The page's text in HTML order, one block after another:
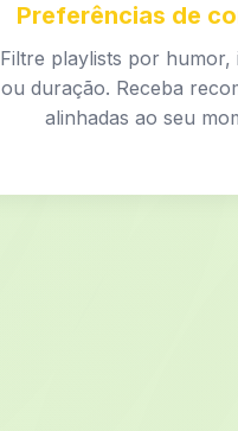
Preferências de
Filtre playlists por humor,
ou duração. Receba
alinhadas ao seu